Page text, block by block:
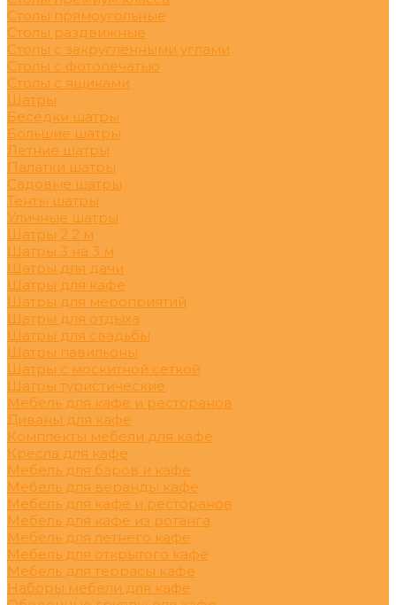
Столы прямоугольные
Столы раздвижные
Столы с закругленными углами
Столы с фотопечатью
Столы с ящиками
Шатры
Беседки шатры
Большие шатры
Летние шатры
Палатки шатры
Садовые шатры
Тенты шатры
Уличные шатры
Шатры 2 2 м
Шатры 3 на 3 м
Шатры для дачи
Шатры для кафе
Шатры для мероприятий
Шатры для отдыха
Шатры для свадьбы
Шатры павильоны
Шатры с москитной сеткой
Шатры туристические
Мебель для кафе и ресторанов
Диваны для кафе
Комплекты мебели для кафе
Кресла для кафе
Мебель для баров и кафе
Мебель для веранды кафе
Мебель для кафе и ресторанов
Мебель для кафе из ротанга
Мебель для летнего кафе
Мебель для открытого кафе
Мебель для террасы кафе
Наборы мебели для кафе